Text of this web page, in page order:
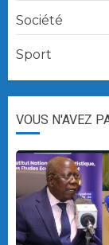
Société
Sport
VOUS N'AVEZ